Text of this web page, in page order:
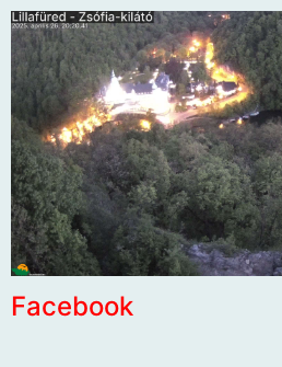
Facebook